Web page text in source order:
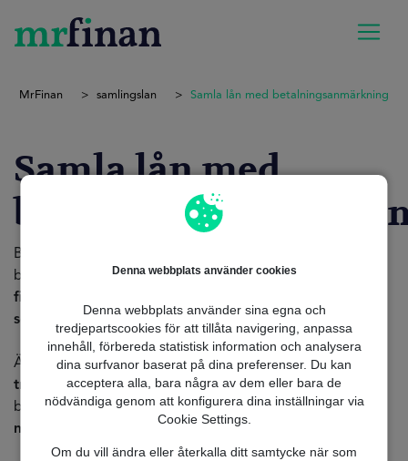
Denna webbplats använder cookies
Denna webbplats använder sina egna och
tredjepartscookies för att tillåta navigering, anpassa
innehåll, förbereda statistisk information och analysera
dina surfvanor baserat på dina preferenser. Du kan
acceptera alla, bara några av dem eller bara de
nödvändiga genom att konfigurera dina inställningar via
Cookie Settings.
Om du vill ändra eller återkalla ditt samtycke när som
MrFinan samlingslan Samla lån med betalningsanmärkning
Samla lån med
Befinner du dig i en komplicerad situation med
betalningsanmärkningar? Oroa dig inte längre! MrFinan
finns här för att erbjuda dig skräddarsydda lösningar
som passar dina behov.
Är du redo att ta det förstasteget mot ekonomisk
trygghet? Ta reda på hur Samla lån med
betalningsanmärkningkan vara din allierade på vägen
mot en bekymmersfri framtid.